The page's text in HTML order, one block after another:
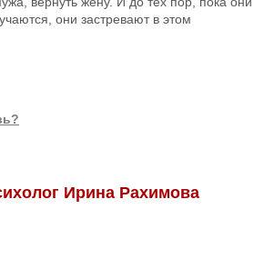
они застревают в этом
Ирина Рахимова